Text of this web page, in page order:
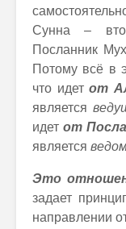
Сунна –
Посланник
Потому всё в
что идет от
является
идет от
является
Это
задает
направлении